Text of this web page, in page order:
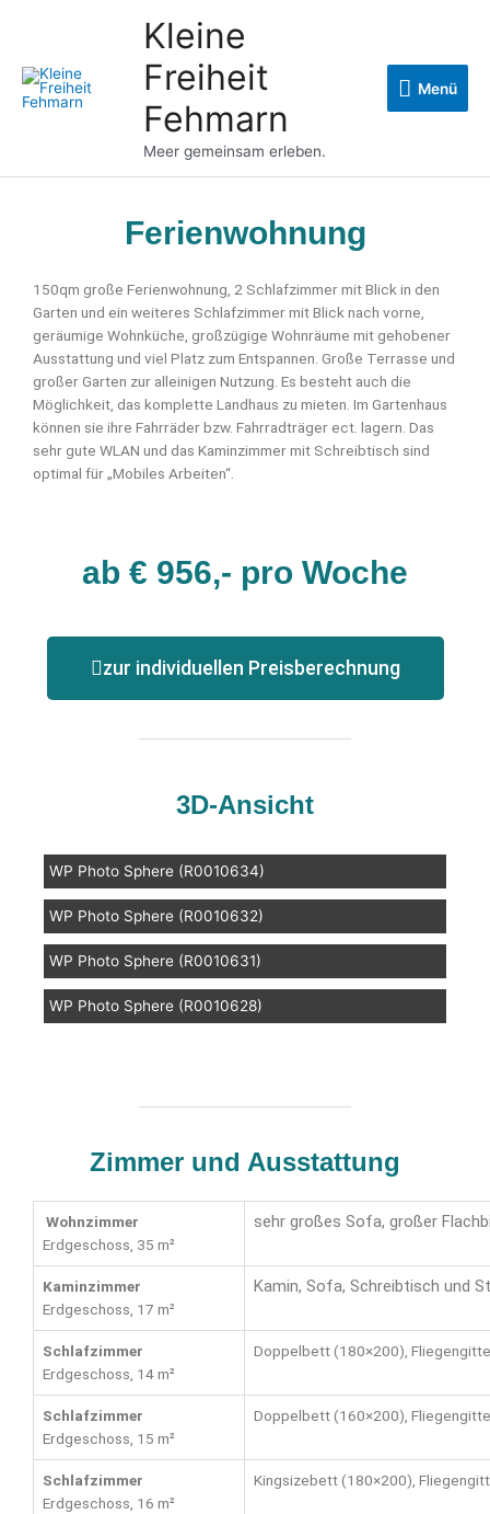
Kleine
Freiheit
Fehmarn
Meer gemeinsam erleben.
Menü
Ferienwohnung
150qm große Ferienwohnung, 2 Schlafzimmer mit Blick in den
Garten und ein weiteres Schlafzimmer mit Blick nach vorne,
geräumige Wohnküche, großzügige Wohnräume mit gehobener
Ausstattung und viel Platz zum Entspannen. Große Terrasse und
großer Garten zur alleinigen Nutzung. Es besteht auch die
Möglichkeit, das komplette Landhaus zu mieten. Im Gartenhaus
können sie ihre Fahrräder bzw. Fahrradträger ect. lagern. Das
sehr gute WLAN und das Kaminzimmer mit Schreibtisch sind
optimal für „Mobiles Arbeiten“.
ab € 956,- pro Woche
zur individuellen Preisberechnung
3D-Ansicht
WP Photo Sphere (R0010634)
WP Photo Sphere (R0010632)
WP Photo Sphere (R0010631)
WP Photo Sphere (R0010628)
Zimmer und Ausstattung
Wohnzimmer
Erdgeschoss, 35 m²
sehr großes Sofa, großer
Kaminzimmer
Erdgeschoss, 17 m²
Kamin, Sofa, Schreibtisch und
Schlafzimmer
Erdgeschoss, 14 m²
Doppelbett (180×200),
Schlafzimmer
Erdgeschoss, 15 m²
Doppelbett (160×200),
Schlafzimmer
Erdgeschoss, 16 m²
Kingsizebett (180×200),